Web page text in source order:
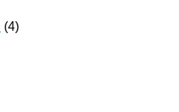
(4)